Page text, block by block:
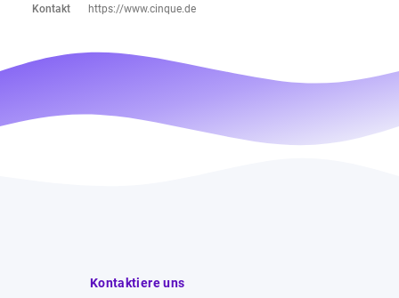
Kontakt
https://www.cinque.de
Kontaktiere uns